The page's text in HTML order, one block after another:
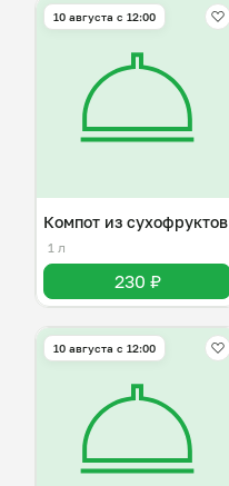
10 августа с 12:00
Компот из сухофруктов
1 л
230 ₽
10 августа с 12:00